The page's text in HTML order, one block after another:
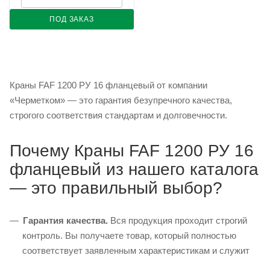
ПОД ЗАКАЗ
Краны FAF 1200 РУ 16 фланцевый от компании
«Черметком» — это гарантия безупречного качества,
строгого соответствия стандартам и долговечности.
Почему Краны FAF 1200 РУ 16
фланцевый из нашего каталога
— это правильный выбор?
Гарантия качества. Вся продукция проходит строгий
контроль. Вы получаете товар, который полностью
соответствует заявленным характеристикам и служит